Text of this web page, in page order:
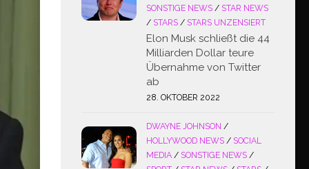
SONSTIGE NEWS / STAR NEWS
/ STARS / STARS UNZENSIERT
Elon Musk schließt die 44
Milliarden Dollar teure
Übernahme von Twitter
ab
28. OKTOBER 2022
DWAYNE JOHNSON /
HOLLYWOOD NEWS / SOCIAL
MEDIA / SONSTIGE NEWS /